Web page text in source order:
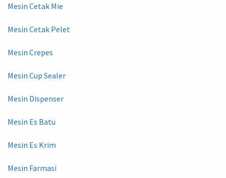
Mesin Cetak Mie
Mesin Cetak Pelet
Mesin Crepes
Mesin Cup Sealer
Mesin Dispenser
Mesin Es Batu
Mesin Es Krim
Mesin Farmasi